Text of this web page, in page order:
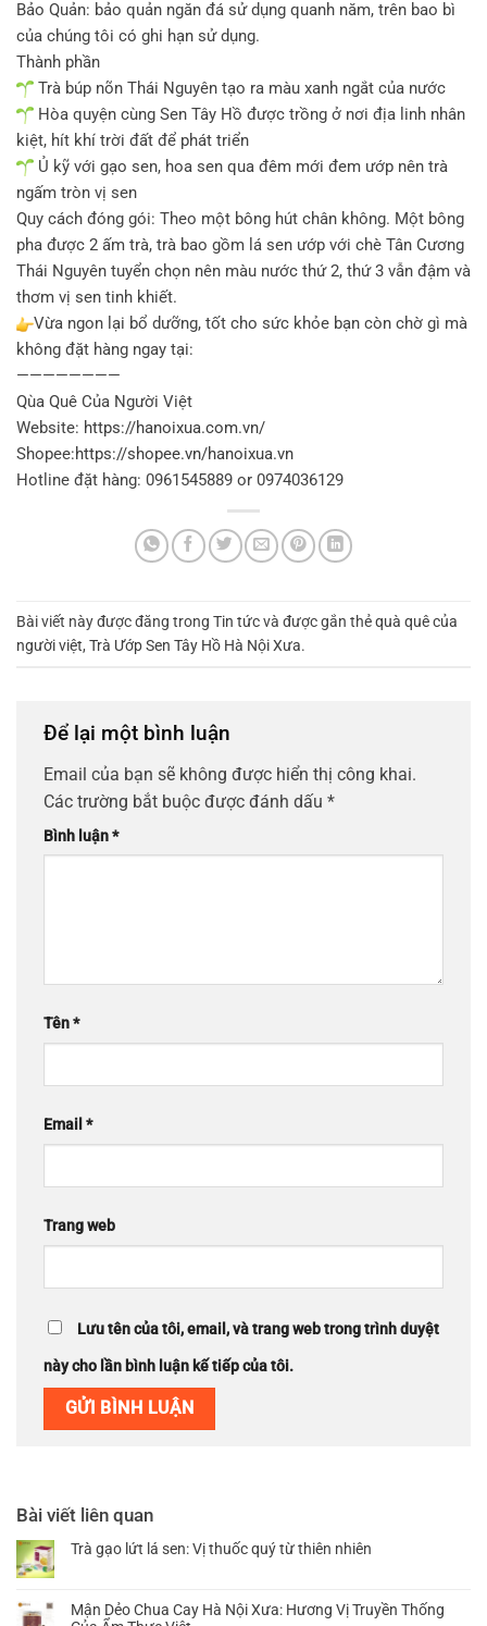
Bảo Quản: bảo quản ngăn đá sử dụng quanh năm, trên bao bì
của chúng tôi có ghi hạn sử dụng.
Thành phần
Trà búp nõn Thái Nguyên tạo ra màu xanh ngắt của nước
Hòa quyện cùng Sen Tây Hồ được trồng ở nơi địa linh nhân
kiệt, hít khí trời đất để phát triển
Ủ kỹ với gạo sen, hoa sen qua đêm mới đem ướp nên trà
ngấm tròn vị sen
Quy cách đóng gói: Theo một bông hút chân không. Một bông
pha được 2 ấm trà, trà bao gồm lá sen ướp với chè Tân Cương
Thái Nguyên tuyển chọn nên màu nước thứ 2, thứ 3 vẫn đậm và
thơm vị sen tinh khiết.
Vừa ngon lại bổ dưỡng, tốt cho sức khỏe bạn còn chờ gì mà
không đặt hàng ngay tại:
————————
Qùa Quê Của Người Việt
Website: https://hanoixua.com.vn/
Shopee:https://shopee.vn/hanoixua.vn
Hotline đặt hàng: 0961545889 or 0974036129
Bài viết này được đăng trong Tin tứcvà được gắn thẻquà quê của
người việt, Trà Ướp Sen Tây Hồ Hà Nội Xưa.
Để lại một bình luận
Email của bạn sẽ không được hiển thị công khai.
Các trường bắt buộc được đánh dấu *
Bình luận*
Tên*
Email *
Trang web
Lưu tên của tôi, email, và trang web trong trình duyệt
này cho lần bình luận kế tiếp của tôi.
Bài viết liên quan
Trà gạo lứt lá sen: Vị thuốc quý từ thiên nhiên
bình
Mận Dẻo Chua Cay Hà Nội Xưa: Hương Vị Truyền Thống